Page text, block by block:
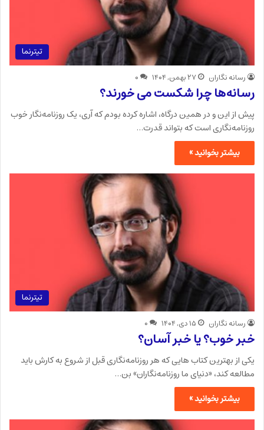
تیترنما
رسانه نگاران ۲۷ بهمن, ۱۴۰۴ ۰
رسانه‌ها چرا شکست می خورند؟
پیش از این و در همین درگاه، اشاره کرده بودم که آری، یک روزنامه‌نگار خوب
روزنامه‌نگاری است که بتواند قدرت…
بیشتر بخوانید »
تیترنما
رسانه نگاران ۱۵ دی, ۱۴۰۴ ۰
خبر خوب؟ یا خبر آسان؟
یکی از بهترین کتاب هایی که هر روزنامه‌نگاری قبل از شروع به کارش باید
مطالعه کند، «دنیای ما روزنامه‌نگاران» بن…
بیشتر بخوانید »